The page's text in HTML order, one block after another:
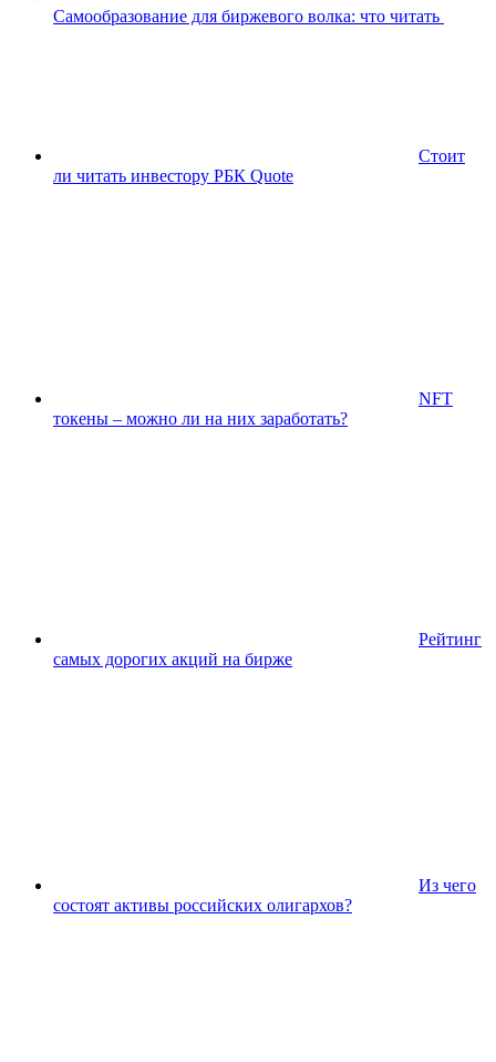
Самообразование для биржевого волка: что читать
Стоит
ли читать инвестору РБК Quote
NFT
токены – можно ли на них заработать?
Рейтинг
самых дорогих акций на бирже
Из чего
состоят активы российских олигархов?